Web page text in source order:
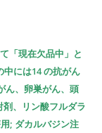
「現在欠品中」と
中には14 の抗がん
ん、卵巣がん、頭
、リン酸フルダラ
; ダカルバジン注